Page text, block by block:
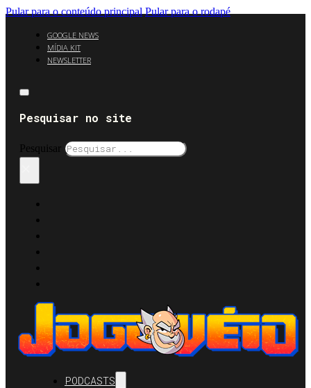
Pular para o conteúdo principal Pular para o rodapé
GOOGLE NEWS
MÍDIA KIT
NEWSLETTER
Pesquisar no site
Pesquisar
PODCASTS